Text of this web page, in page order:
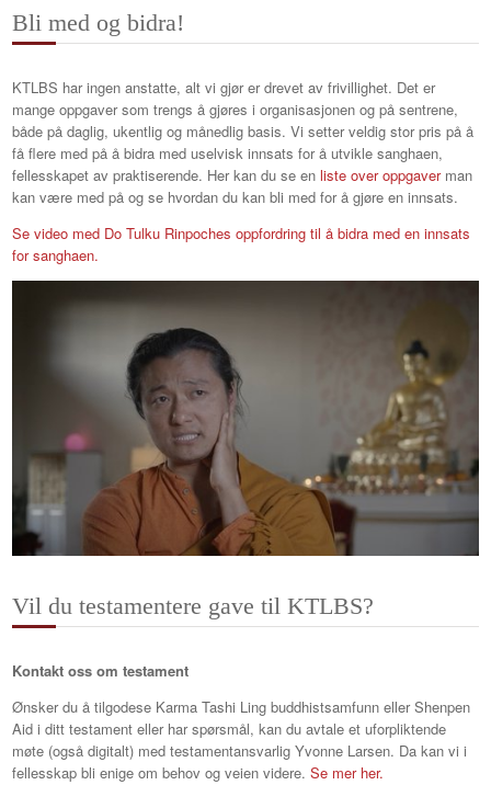
Bli med og bidra!
KTLBS har ingen anstatte, alt vi gjør er drevet av frivillighet. Det er
mange oppgaver som trengs å gjøres i organisasjonen og på sentrene,
både på daglig, ukentlig og månedlig basis. Vi setter veldig stor pris på å
få flere med på å bidra med uselvisk innsats for å utvikle sanghaen,
fellesskapet av praktiserende. Her kan du se enliste over oppgaverman
kan være med på og se hvordan du kan bli med for å gjøre en innsats.
Se video med Do Tulku Rinpoches oppfordring til å bidra med en innsats
for sanghaen.
Vil du testamentere gave til KTLBS?
Kontakt oss om testament
Ønsker du å tilgodese Karma Tashi Ling buddhistsamfunn eller Shenpen
Aid i ditt testament eller har spørsmål, kan du avtale et uforpliktende
møte (også digitalt) med testamentansvarlig Yvonne Larsen. Da kan vi i
fellesskap bli enige om behov og veien videre.Se mer her.